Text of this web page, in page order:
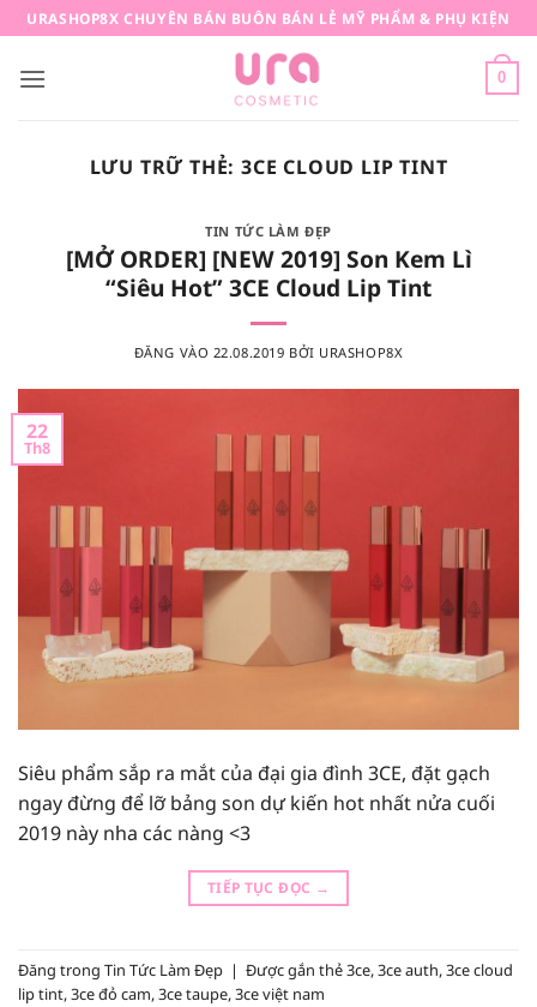
qua
nội
URASHOP8X CHUYÊN BÁN BUÔN BÁN LẺ MỸ PHẨM & PHỤ KIỆN
0
LƯU TRỮ THẺ: 3CE CLOUD LIP TINT
TIN TỨC LÀM ĐẸP
[MỞ ORDER] [NEW 2019] Son Kem Lì
“Siêu Hot” 3CE Cloud Lip Tint
ĐĂNG VÀO 22.08.2019 BỞI URASHOP8X
22
Th8
Siêu phẩm sắp ra mắt của đại gia đình 3CE, đặt gạch
ngay đừng để lỡ bảng son dự kiến hot nhất nửa cuối
2019 này nha các nàng <3
TIẾP TỤC ĐỌC →
Đăng trong Tin Tức Làm Đẹp | Được gắn thẻ3ce,3ce auth,3ce cloud
lip tint,3ce đỏ cam,3ce taupe,3ce việt nam